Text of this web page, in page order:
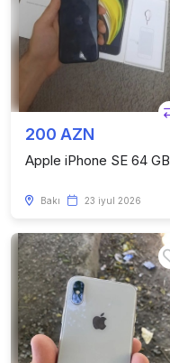
200 AZN
Apple iPhone SE 64 GB
Bakı 23 iyul 2026